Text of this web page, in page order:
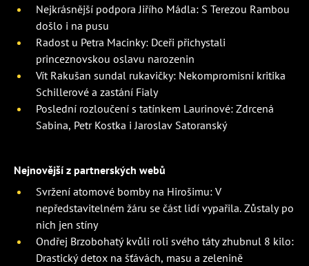
Nejkrásnější podpora Jiřího Mádla: S Terezou Rambou
došlo i na pusu
Radost u Petra Macinky: Dceři přichystali
princeznovskou oslavu narozenin
Vít Rakušan sundal rukavičky: Nekompromisní kritika
Schillerové a zastání Fialy
Poslední rozloučení s tatínkem Laurinové: Zdrcená
Sabina, Petr Kostka i Jaroslav Satoranský
Nejnovější z partnerských webů
Svržení atomové bomby na Hirošimu: V
nepředstavitelném žáru se část lidí vypařila. Zůstaly po
nich jen stíny
Ondřej Brzobohatý kvůli roli svého táty zhubnul 8 kilo:
Drastický detox na šťávách, masu a zelenině